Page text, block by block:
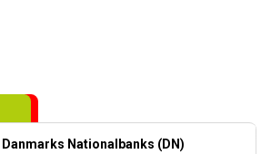
Danmarks Nationalbanks (DN)